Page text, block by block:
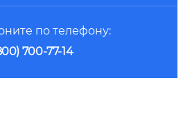
по телефону:
700-77-14